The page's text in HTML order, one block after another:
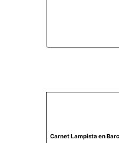
Carnet Lampista en